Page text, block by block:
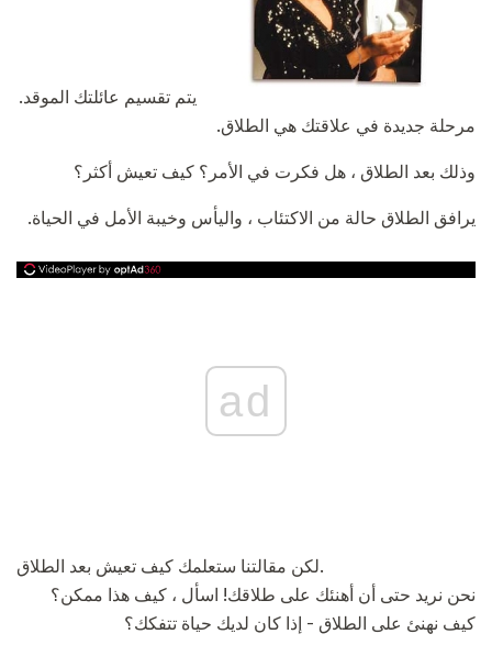
يتم تقسيم عائلتك الموقد.
مرحلة جديدة في علاقتك هي الطلاق.
وذلك بعد الطلاق ، هل فكرت في الأمر؟ كيف تعيش أكثر؟
يرافق الطلاق حالة من الاكتئاب ، واليأس وخيبة الأمل في الحياة.
ad
لكن مقالتنا ستعلمك كيف تعيش بعد الطلاق.
نحن نريد حتى أن أهنئك على طلاقك! اسأل ، كيف هذا ممكن؟
كيف نهنئ على الطلاق - إذا كان لديك حياة تتفكك؟